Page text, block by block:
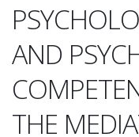
AND
THE